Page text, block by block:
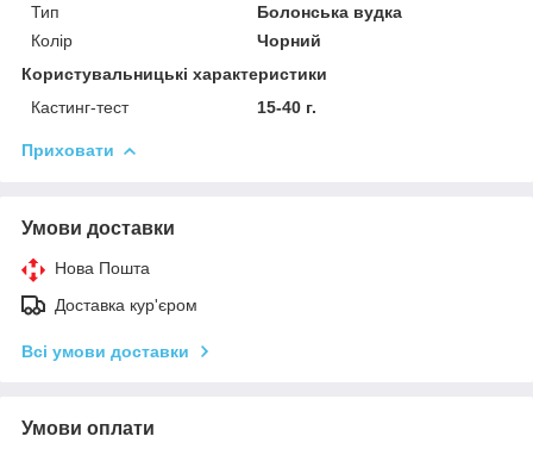
Тип
Болонська вудка
Колір
Чорний
Користувальницькі характеристики
Кастинг-тест
15-40 г.
Приховати
Умови доставки
Нова Пошта
Доставка кур'єром
Всі умови доставки
Умови оплати